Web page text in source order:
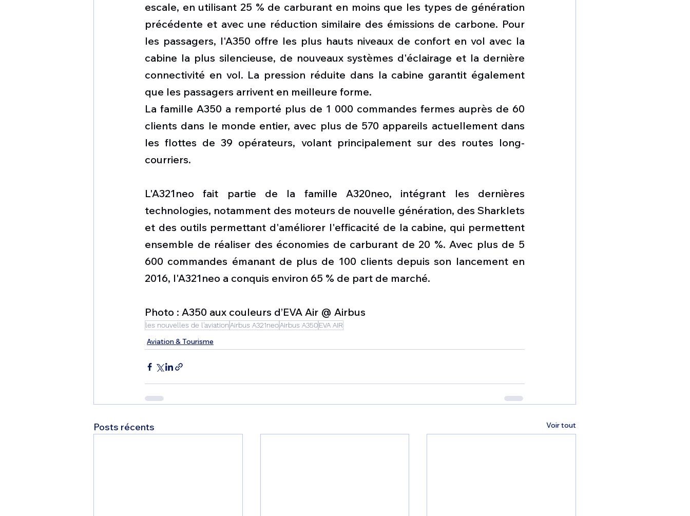
escale, en utilisant 25 % de carburant en moins que les types de génération
précédente et avec une réduction similaire des émissions de carbone. Pour
les passagers, l'A350 offre les plus hauts niveaux de confort en vol avec la
cabine la plus silencieuse, de nouveaux systèmes d'éclairage et la dernière
connectivité en vol. La pression réduite dans la cabine garantit également
que les passagers arrivent en meilleure forme.
La famille A350 a remporté plus de 1 000 commandes fermes auprès de 60
clients dans le monde entier, avec plus de 570 appareils actuellement dans
les flottes de 39 opérateurs, volant principalement sur des routes long-
courriers.
L'A321neo fait partie de la famille A320neo, intégrant les dernières
technologies, notamment des moteurs de nouvelle génération, des Sharklets
et des outils permettant d'améliorer l'efficacité de la cabine, qui permettent
ensemble de réaliser des économies de carburant de 20 %. Avec plus de 5
600 commandes émanant de plus de 100 clients depuis son lancement en
2016, l'A321neo a conquis environ 65 % de part de marché.
Photo : A350 aux couleurs d’EVA Air @ Airbus
les nouvelles de l'aviationAirbus A321neoAirbus A350EVA AIR
Aviation & Tourisme
Posts récents Voir tout